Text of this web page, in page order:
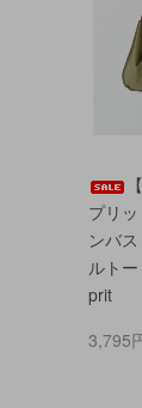
プリ
ンバ
ルト
prit
3,795